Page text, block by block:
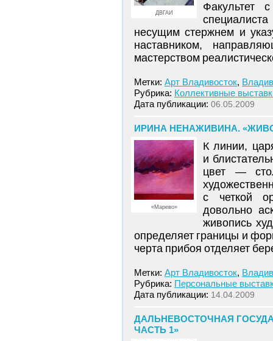
ДВГАИ
Факультет
несущим стержнем и
наставником,
мастерством
Метки: Арт Владивосток,
Рубрика: Коллективные
Дата публикации: 06.05.2009
ИРИНА НЕНАЖИВИНА.
«Марево»
К линии,
и
цвет —
с четкой
довольно
живопись
определяет границы и
черта прибоя отделяет
Метки: Арт Владивосток,
Рубрика: Персональные
Дата публикации: 14.04.2009
ДАЛЬНЕВОСТОЧНАЯ
ЧАСТЬ 1»